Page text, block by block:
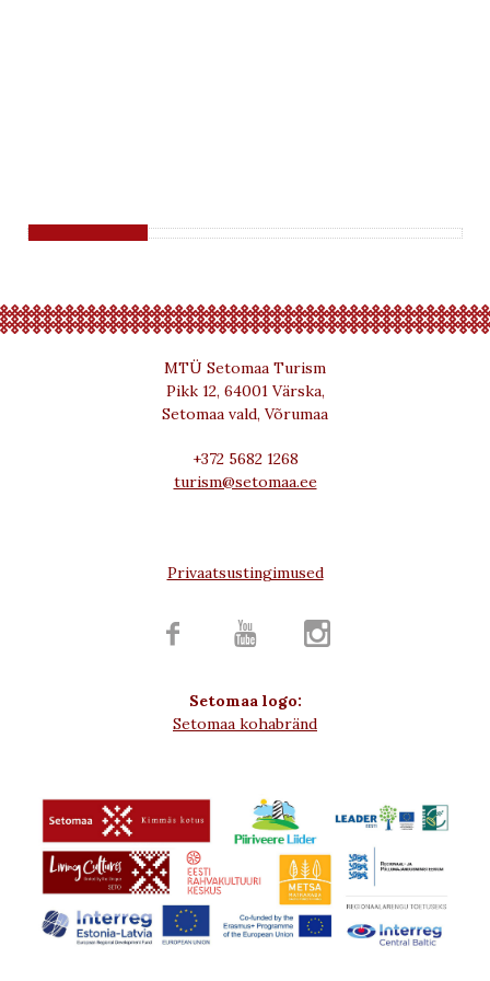
MTÜ Setomaa Turism
Pikk 12, 64001 Värska,
Setomaa vald, Võrumaa
+372 5682 1268
turism@setomaa.ee
Privaatsustingimused
  
Setomaa logo:
Setomaa kohabränd